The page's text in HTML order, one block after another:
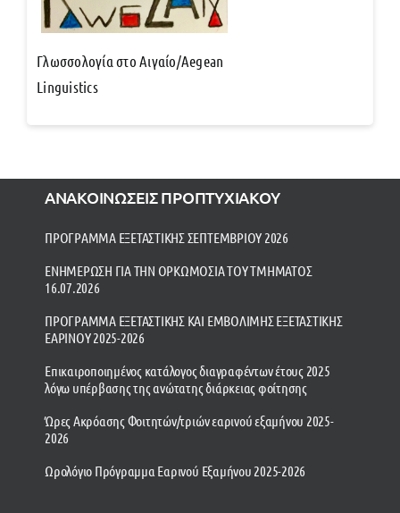
Γλωσσολογία στο Αιγαίο/Aegean
Linguistics
ΑΝΑΚΟΙΝΩΣΕΙΣ ΠΡΟΠΤΥΧΙΑΚΟΥ
ΠΡΟΓΡΑΜΜΑ ΕΞΕΤΑΣΤΙΚΗΣ ΣΕΠΤΕΜΒΡΙΟΥ 2026
ΕΝΗΜΕΡΩΣΗ ΓΙΑ ΤΗΝ ΟΡΚΩΜΟΣΙΑ ΤΟΥ ΤΜΗΜΑΤΟΣ
16.07.2026
ΠΡΟΓΡΑΜΜΑ ΕΞΕΤΑΣΤΙΚΗΣ ΚΑΙ ΕΜΒΟΛΙΜΗΣ ΕΞΕΤΑΣΤΙΚΗΣ
ΕΑΡΙΝΟΥ 2025-2026
Επικαιροποιημένος κατάλογος διαγραφέντων έτους 2025
λόγω υπέρβασης της ανώτατης διάρκειας φοίτησης
Ώρες Ακρόασης Φοιτητών/τριών εαρινού εξαμήνου 2025-
2026
Ωρολόγιο Πρόγραμμα Εαρινού Εξαμήνου 2025-2026